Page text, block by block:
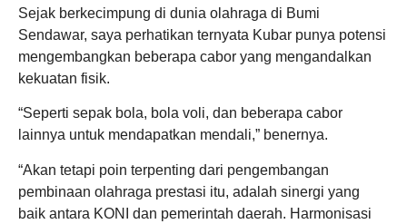
Sejak berkecimpung di dunia olahraga di Bumi
Sendawar, saya perhatikan ternyata Kubar punya potensi
mengembangkan beberapa cabor yang mengandalkan
kekuatan fisik.
“Seperti sepak bola, bola voli, dan beberapa cabor
lainnya untuk mendapatkan mendali,” benernya.
“Akan tetapi poin terpenting dari pengembangan
pembinaan olahraga prestasi itu, adalah sinergi yang
baik antara KONI dan pemerintah daerah. Harmonisasi